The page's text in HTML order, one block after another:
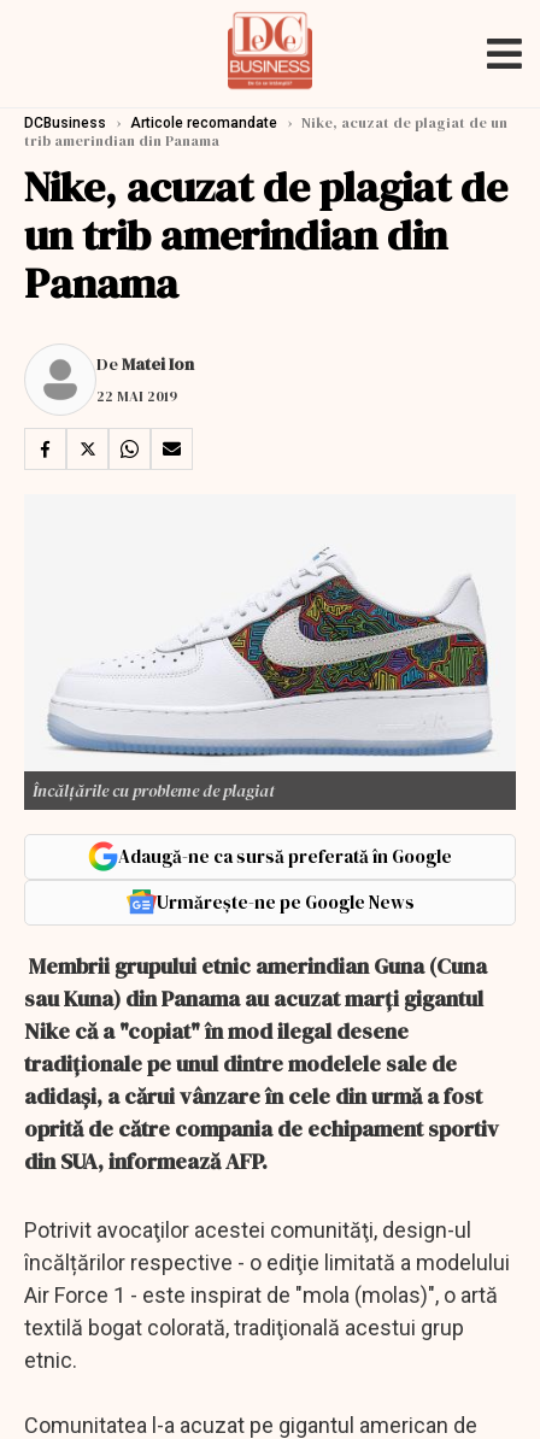
DCBusiness › Articole recomandate › Nike, acuzat de plagiat de un
trib amerindian din Panama
Nike, acuzat de plagiat de
un trib amerindian din
Panama
DeMatei Ion
22 MAI 2019
Încălțările cu probleme de plagiat
Adaugă-ne ca sursă preferată în Google
Urmărește-ne pe Google News
Membrii grupului etnic amerindian Guna (Cuna
sau Kuna) din Panama au acuzat marţi gigantul
Nike că a "copiat" în mod ilegal desene
tradiţionale pe unul dintre modelele sale de
adidaşi, a cărui vânzare în cele din urmă a fost
oprită de către compania de echipament sportiv
din SUA, informează AFP.
Potrivit avocaţilor acestei comunităţi, design-ul
încălțărilor respective - o ediţie limitată a modelului
Air Force 1 - este inspirat de "mola (molas)", o artă
textilă bogat colorată, tradiţională acestui grup
etnic.
Comunitatea l-a acuzat pe gigantul american de